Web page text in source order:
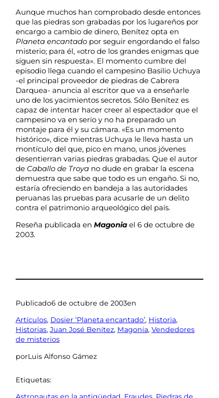
Aunque muchos han comprobado desde entonces
que las piedras son grabadas por los lugareños por
encargo a cambio de dinero, Benítez opta en
Planeta encantado por seguir engordando el falso
misterio; para él, «otro de los grandes enigmas que
siguen sin respuesta». El momento cumbre del
episodio llega cuando el campesino Basilio Uchuya
-el principal proveedor de piedras de Cabrera
Darquea- anuncia al escritor que va a enseñarle
uno de los yacimientos secretos. Sólo Benítez es
capaz de intentar hacer creer al espectador que el
campesino va en serio y no ha preparado un
montaje para él y su cámara. «Es un momento
histórico», dice mientras Uchuya le lleva hasta un
montículo del que, pico en mano, unos jóvenes
desentierran varias piedras grabadas. Que el autor
de Caballo de Troya no dude en grabar la escena
demuestra que sabe que todo es un engaño. Si no,
estaría ofreciendo en bandeja a las autoridades
peruanas las pruebas para acusarle de un delito
contra el patrimonio arqueológico del país.
Reseña publicada en Magonia el 6 de octubre de
2003.
Publicado6 de octubre de 2003en
Artículos, Dosier ‘Planeta encantado’, Historia
Historias, Juan José Benítez, Magonia, Vendedores
de misterios
porLuis Alfonso Gámez
Etiquetas: